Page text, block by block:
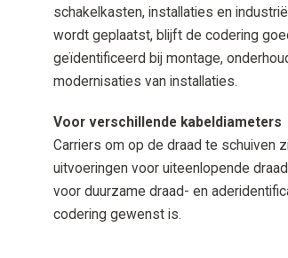
schakelkasten, installaties en
wordt geplaatst, blijft de codering
geïdentificeerd bij montage,
modernisaties van installaties.
Voor verschillende kabeldiameters
Carriers om op de draad te schuiven
uitvoeringen voor uiteenlopende
voor duurzame draad- en
codering gewenst is.